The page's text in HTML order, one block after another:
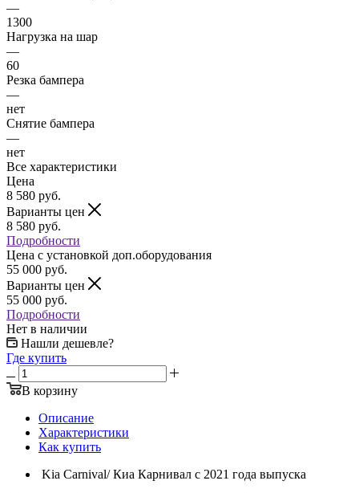
—
1300
Нагрузка на шар
—
60
Резка бампера
—
нет
Снятие бампера
—
нет
Все характеристики
Цена
8 580 руб.
Варианты цен
8 580 руб.
Подробности
Цена c установкой доп.оборудования
55 000 руб.
Варианты цен
55 000 руб.
Подробности
Нет в наличии
Нашли дешевле?
Где купить
В корзину
Описание
Характеристики
Как купить
Kia Carnival/ Киа Карнивал с 2021 года выпуска